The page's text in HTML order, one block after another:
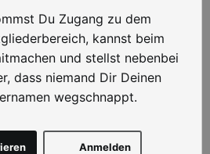
Du Zugang zu dem
kannst beim
und stellst nebenbei
dass niemand Dir Deinen
wegschnappt.
Anmelden